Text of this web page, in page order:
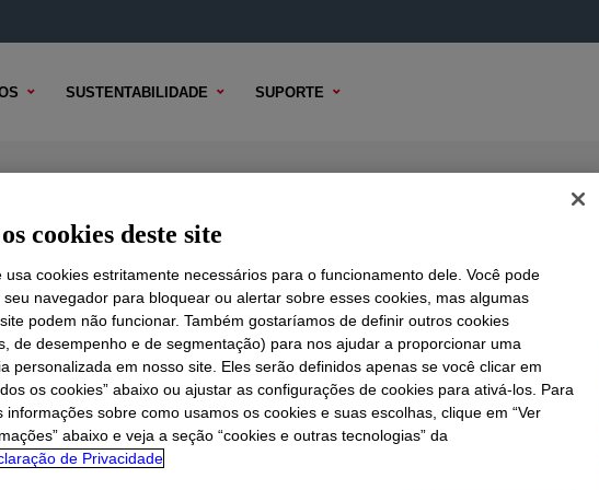
SUSTENTABILIDADE SUPORTE
TÉCNICO OPÇÕES DE AMOSTRA OPÇÕES DE COMPRA
cookies deste site
usa cookies estritamente necessários para o funcionamento dele. Você pode
navegador para bloquear ou alertar sobre esses cookies, mas algumas
podem não funcionar. Também gostaríamos de definir outros cookies
de desempenho e de segmentação) para nos ajudar a proporcionar uma
personalizada em nosso site. Eles serão definidos apenas se você clicar em
os cookies” abaixo ou ajustar as configurações de cookies para ativá-los. Para
informações sobre como usamos os cookies e suas escolhas, clique em “Ver
abaixo e veja a seção “cookies e outras tecnologias” da
de Privacidade